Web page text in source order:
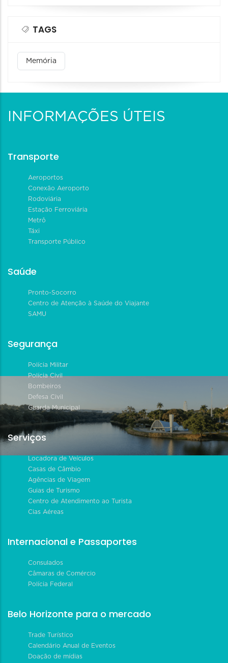
TAGS
Memória
INFORMAÇÕES ÚTEIS
Transporte
Aeroportos
Conexão Aeroporto
Rodoviária
Estação Ferroviária
Metrô
Táxi
Transporte Público
Saúde
Pronto-Socorro
Centro de Atenção à Saúde do Viajante
SAMU
Segurança
Polícia Militar
Polícia Civil
Bombeiros
Defesa Civil
Guarda Municipal
Serviços
Locadora de Veículos
Casas de Câmbio
Agências de Viagem
Guias de Turismo
Centro de Atendimento ao Turista
Cias Aéreas
Internacional e Passaportes
Consulados
Câmaras de Comércio
Polícia Federal
Belo Horizonte para o mercado
Trade Turístico
Calendário Anual de Eventos
Doação de mídias